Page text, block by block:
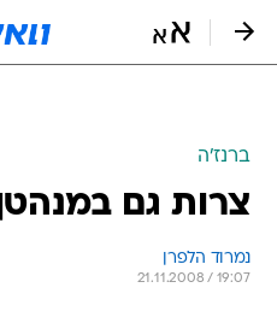
ברנז'ה
צרות גם
נמרוד הלפרן
21.11.2008 / 19:07